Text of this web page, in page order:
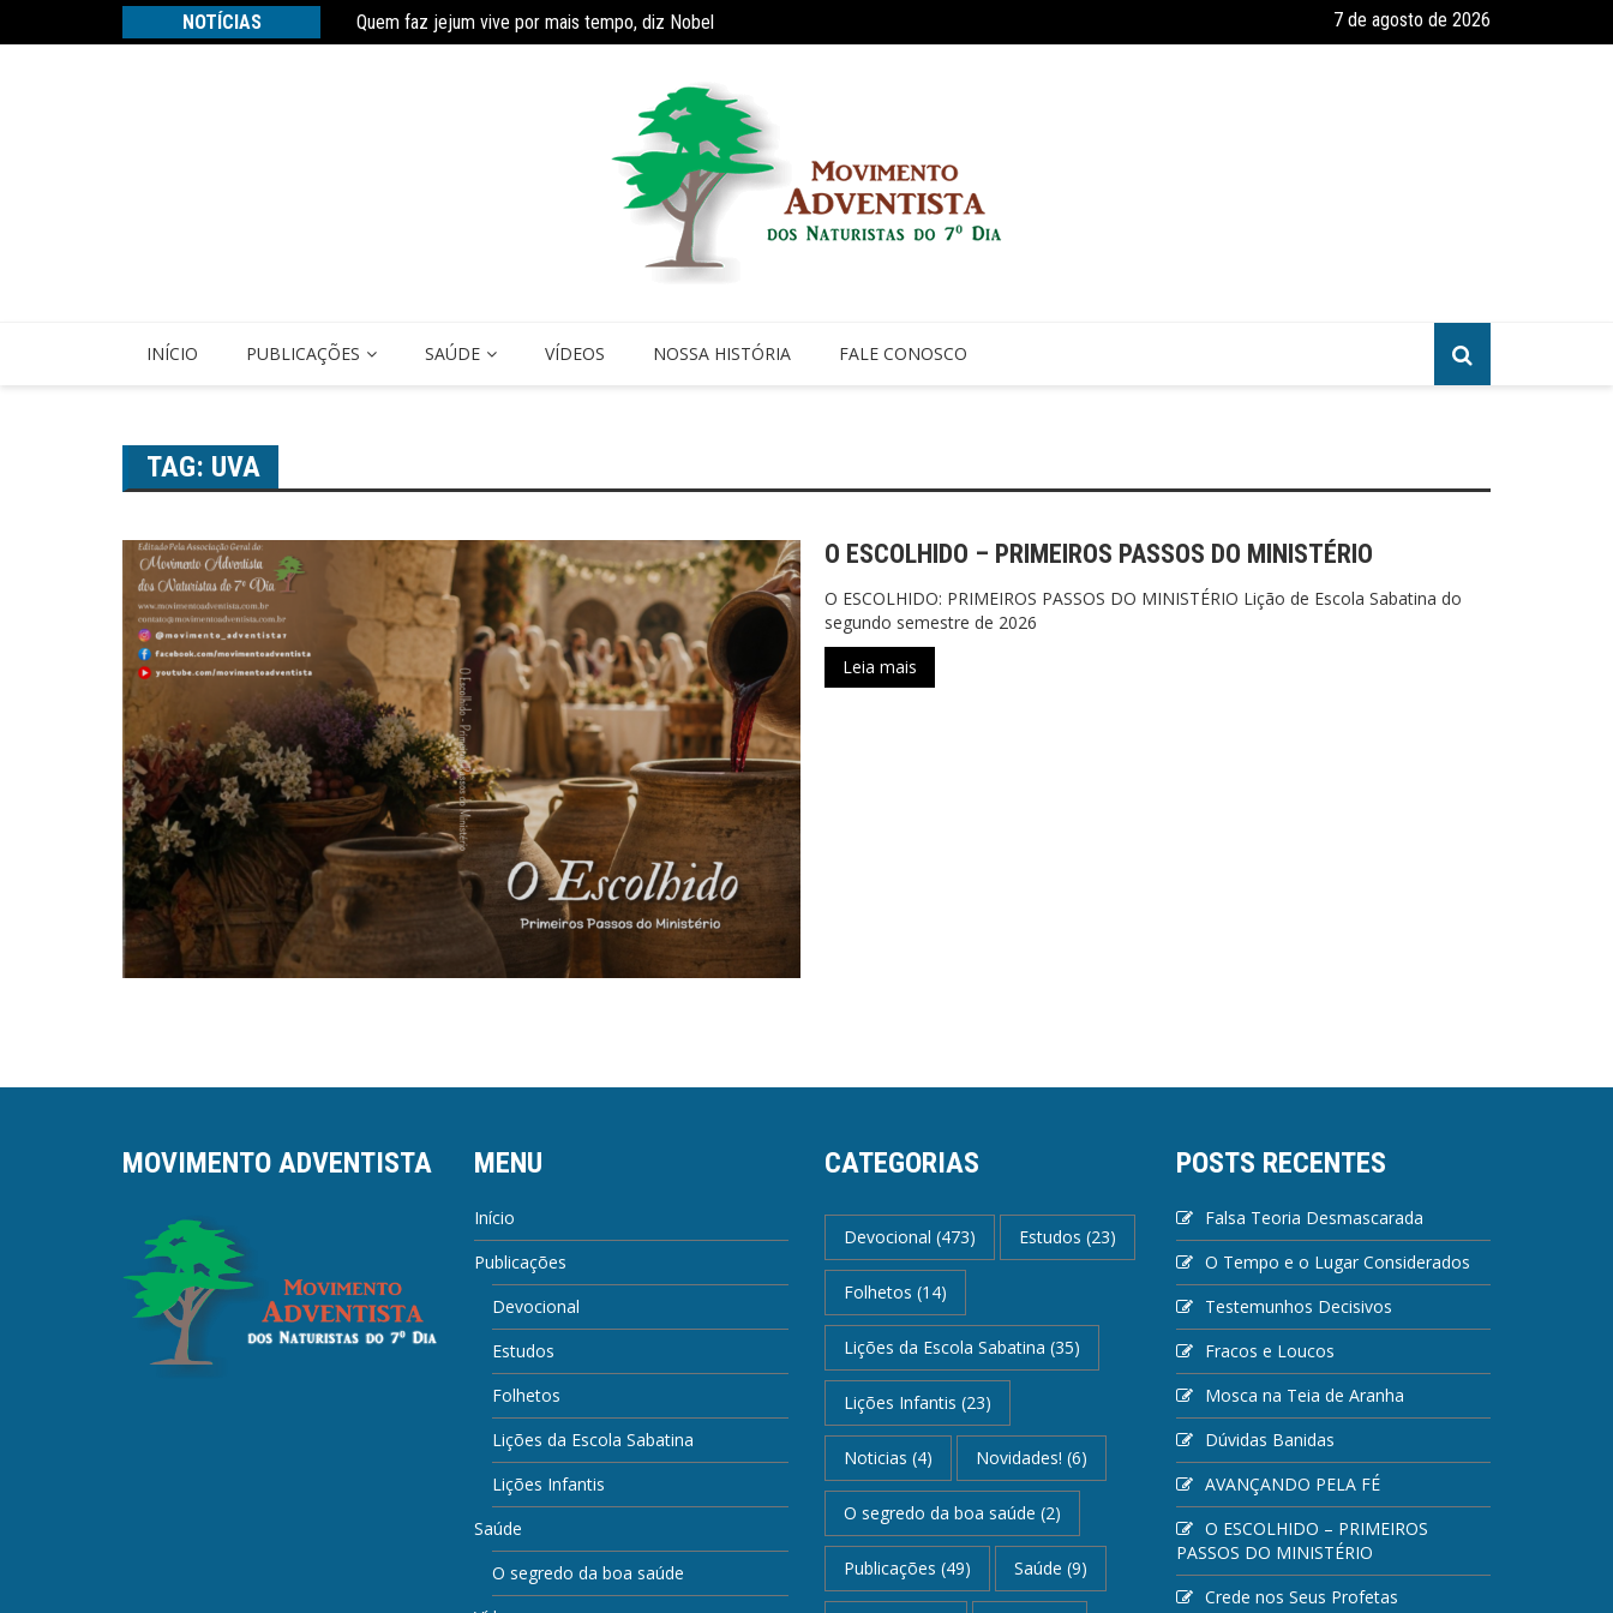
NOTÍCIAS Quem faz jejum vive por mais tempo, diz Nobel
Estudo constata que período de faculdade faz com que 70% dos jovens cristãos abandonem a igreja
Reavivamento e Reforma – Um Convite ao Estudo da Parábola das Dez
7 de agosto de 2026
INÍCIO PUBLICAÇÕES SAÚDE VÍDEOS NOSSA HISTÓRIA FALE CONOSCO
TAG: UVA
O ESCOLHIDO – PRIMEIROS PASSOS DO MINISTÉRIO
O ESCOLHIDO: PRIMEIROS PASSOS DO MINISTÉRIO Lição de Escola Sabatina do
segundo semestre de 2026
Leia mais
MOVIMENTO ADVENTISTA MENU
Início
Publicações
Devocional
Estudos
Folhetos
Lições da Escola Sabatina
Lições Infantis
Saúde
O segredo da boa saúde
CATEGORIAS
Devocional (473) Estudos (23)
Folhetos (14)
Lições da Escola Sabatina (35)
Lições Infantis (23)
Noticias (4) Novidades! (6)
O segredo da boa saúde (2)
Publicações (49) Saúde (9)
POSTS RECENTES
Falsa Teoria Desmascarada
O Tempo e o Lugar Considerados
Testemunhos Decisivos
Fracos e Loucos
Mosca na Teia de Aranha
Dúvidas Banidas
AVANÇANDO PELA FÉ
O ESCOLHIDO – PRIMEIROS
PASSOS DO MINISTÉRIO
Crede nos Seus Profetas